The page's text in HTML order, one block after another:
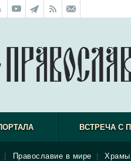
ВСТРЕЧА С
Православие в мире